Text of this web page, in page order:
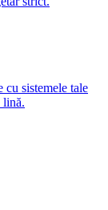
cu sistemele tale
lină.